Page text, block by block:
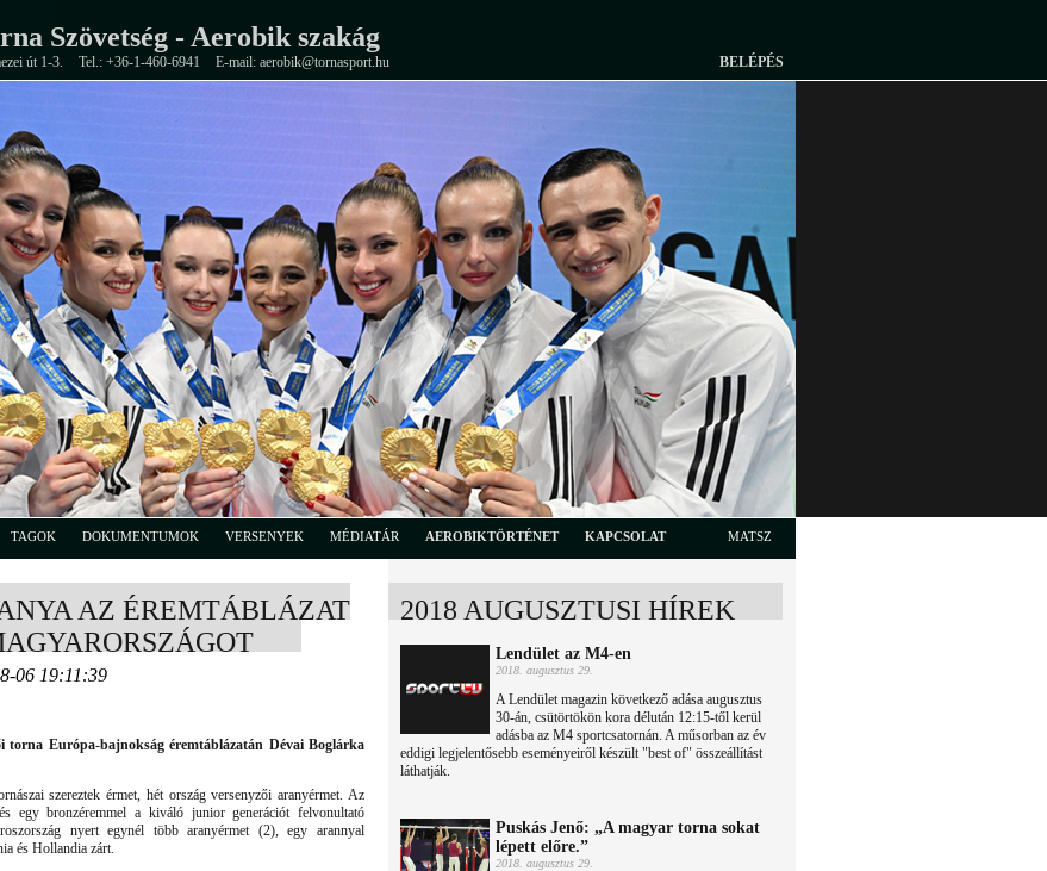
Szövetség - Aerobik szakág
út 1-3. Tel.: +36-1-460-6941 E-mail: aerobik@tornasport.hu BELÉPÉS
TAGOK DOKUMENTUMOK VERSENYEK MÉDIATÁR AEROBIKTÖRTÉNET KAPCSOLAT MATSZ
AZ ÉREMTÁBLÁZAT
06 19:11:39
torna Európa-bajnokság éremtáblázatán Dévai Boglárka
szereztek érmet, hét ország versenyzői aranyérmet. Az
egy bronzéremmel a kiváló junior generációt felvonultató
nyert egynél több aranyérmet (2), egy arannyal
és Hollandia zárt.
2018 AUGUSZTUSI HÍREK
Lendület az M4-en
2018. augusztus 29.
A Lendület magazin következő adása augusztus
30-án, csütörtökön kora délután 12:15-től kerül
adásba az M4 sportcsatornán. A műsorban az év
eddigi legjelentősebb eseményeiről készült "best of" összeállítást
láthatják.
Puskás Jenő: „A magyar torna sokat
lépett előre.”
2018. augusztus 29.